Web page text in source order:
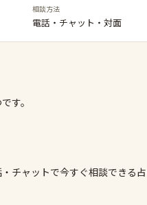
相談方法
電話・チャット・対面
す。
チャットで今すぐ相談できる